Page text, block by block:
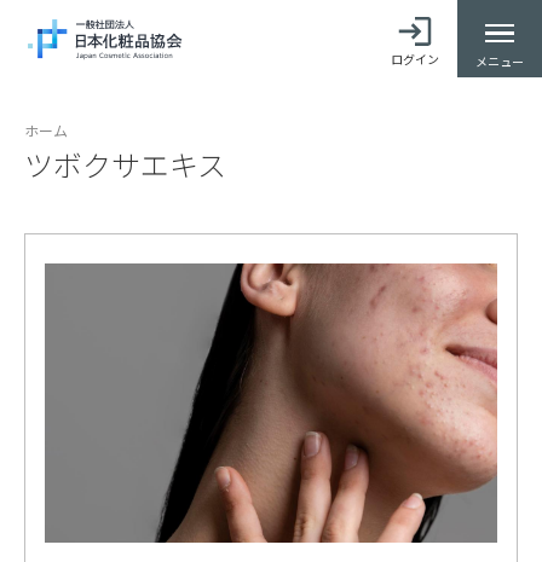
ログイン メニュー
ホーム
ツボクサエキス